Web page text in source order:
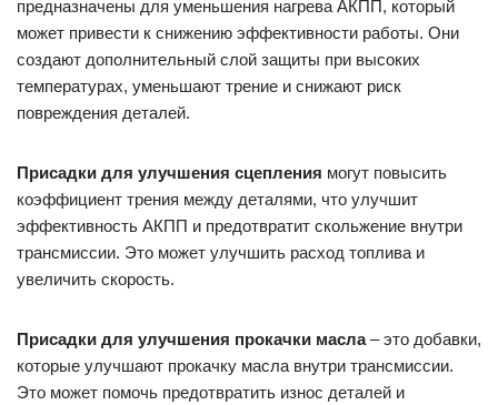
предназначены для уменьшения нагрева АКПП, который
может привести к снижению эффективности работы. Они
создают дополнительный слой защиты при высоких
температурах, уменьшают трение и снижают риск
повреждения деталей.
Присадки для улучшения сцепления могут повысить
коэффициент трения между деталями, что улучшит
эффективность АКПП и предотвратит скольжение внутри
трансмиссии. Это может улучшить расход топлива и
увеличить скорость.
Присадки для улучшения прокачки масла– это добавки,
которые улучшают прокачку масла внутри трансмиссии.
Это может помочь предотвратить износ деталей и